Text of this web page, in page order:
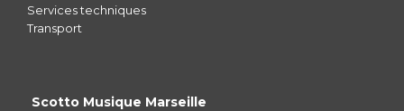
Services techniques
Transport
Scotto Musique Marseille